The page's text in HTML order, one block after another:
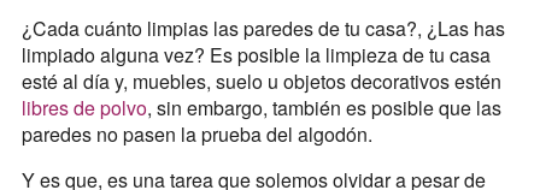
¿Cada cuánto limpias las paredes de tu casa?, ¿Las has
limpiado alguna vez? Es posible la limpieza de tu casa
esté al día y, muebles, suelo u objetos decorativos estén
libres de polvo, sin embargo, también es posible que las
paredes no pasen la prueba del algodón.
Y es que, es una tarea que solemos olvidar a pesar de